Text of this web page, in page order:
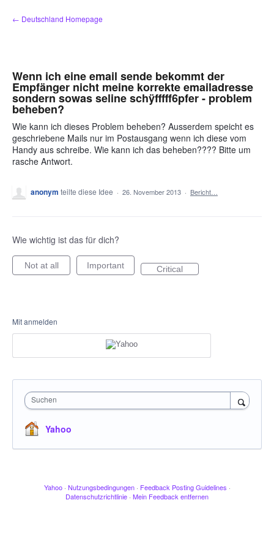
Zum
Inhalt
← Deutschland Homepage
Wenn ich eine email sende bekommt der
Empfänger nicht meine korrekte emailadresse
sondern sowas seline schÿfffff6pfer - problem
beheben?
Wie kann ich dieses Problem beheben? Ausserdem speicht es
geschriebene Mails nur im Postausgang wenn ich diese vom
Handy aus schreibe. Wie kann ich das beheben???? Bitte um
rasche Antwort.
anonym teilte diese Idee · 26. November 2013 · Bericht…
Wie wichtig ist das für dich?
Not at all Important Critical
Mit anmelden
Suchen
Yahoo
Yahoo · Nutzungsbedingungen · Feedback Posting Guidelines ·
Datenschutzrichtlinie · Mein Feedback entfernen